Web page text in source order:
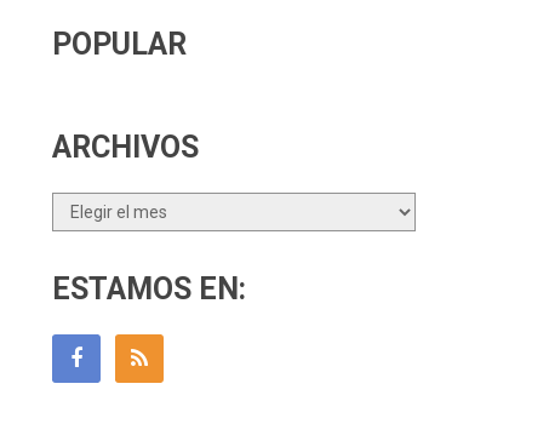
POPULAR
ARCHIVOS
Archivos
ESTAMOS EN: